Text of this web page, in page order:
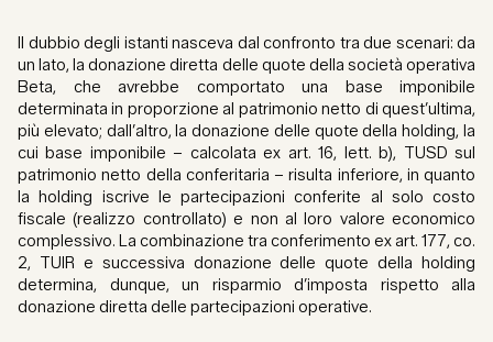
Il dubbio degli istanti nasceva dal confronto tra due scenari: da
un lato, la donazione diretta delle quote della società operativa
Beta, che avrebbe comportato una base imponibile
determinata in proporzione al patrimonio netto di quest’ultima,
più elevato; dall’altro, la donazione delle quote della holding, la
cui base imponibile – calcolata ex art. 16, lett. b), TUSD sul
patrimonio netto della conferitaria – risulta inferiore, in quanto
la holding iscrive le partecipazioni conferite al solo costo
fiscale (realizzo controllato) e non al loro valore economico
complessivo. La combinazione tra conferimento ex art. 177, co.
2, TUIR e successiva donazione delle quote della holding
determina, dunque, un risparmio d’imposta rispetto alla
donazione diretta delle partecipazioni operative.